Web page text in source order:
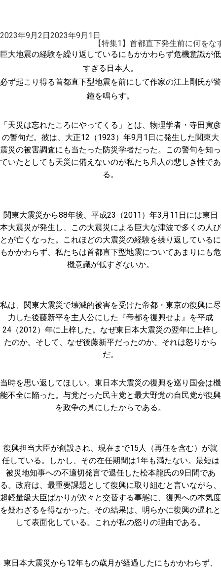
投
日:
2023年9月2日2023年9月1日
【特集1】首都直下発生前に何を
巨大地震の経験を繰り返しているにもかかわらず危機意識が低
すぎる日本人。
必ず起こり得る首都直下型地震を前にして作家の江上剛氏が警
鐘を鳴らす。
「天災は忘れたころにやってくる」とは、物理学者・寺田寅彦
の警句だ。彼は、大正12（1923）年9月1日に発生した関東大
震災の被害調査にも当たった防災学者だった。この警句を知っ
ていたとしても天災に備えないのが私たち凡人の悲しき性であ
る。
関東大震災から88年後、平成23（2011）年3月11日には東日
本大震災が発生し、この大震災による巨大な津波で多くの人び
とが亡くなった。これほどの大震災の経験を繰り返しているに
もかかわらず、私たちは首都直下型地震についてあまりにも危
機意識が低すぎないか。
私は、関東大震災で壊滅的被害を受けた帝都・東京の復興に尽
力した後藤新平を主人公にした『帝都を復興せよ』を平成
24（2012）年に上梓した。なぜ東日本大震災の翌年に上梓し
たのか。そして、なぜ後藤新平だったのか。それは怒りから
だ。
当時を思い返してほしい。東日本大震災の復興を巡り国会は機
能不全に陥った。与党だった民主党と最大野党の自民党が復興
を政争の具にしたからである。
復興担当大臣が創設され、現在まで15人（再任を含む）が就
任している。しかし、その在任期間は1年も満たない。最短は
被災地知事への不適切発言で退任した松本龍氏の9日間であ
る。政府は、最重要課題として復興に取り組むと言いながら、
超軽量級大臣ばかりが次々と交替する事態に、復興への本気度
を疑わざるを得なかった。その結果は、明らかに復興の遅れと
して表面化している。これが私の怒りの理由である。
東日本大震災から12年もの歳月が経過したにもかかわらず、